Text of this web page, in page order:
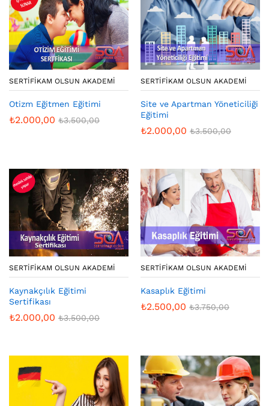
SERTIFIKAM OLSUN AKADEMI
Otizm Eğitmen Eğitimi
₺2.000,00 ₺3.500,00
SERTIFIKAM OLSUN AKADEMI
Site ve Apartman Yöneticiliği
Eğitimi
₺2.000,00 ₺3.500,00
SERTIFIKAM OLSUN AKADEMI
Kaynakçılık Eğitimi
Sertifikası
₺2.000,00 ₺3.500,00
SERTIFIKAM OLSUN AKADEMI
Kasaplık Eğitimi
₺2.500,00 ₺3.750,00